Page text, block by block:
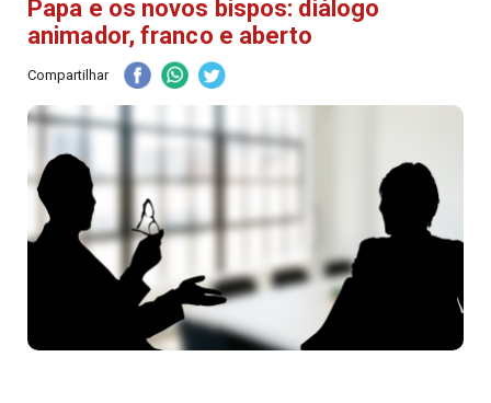
Papa e os novos bispos: diálogo
animador, franco e aberto
Compartilhar